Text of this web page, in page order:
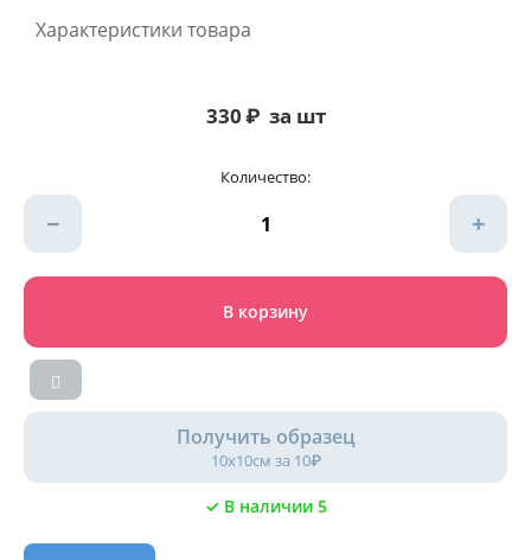
Характеристики товара
330₽ за шт
Количество:
+
−
В корзину
Получить образец
10х10см за 10₽
✓ В наличии 5